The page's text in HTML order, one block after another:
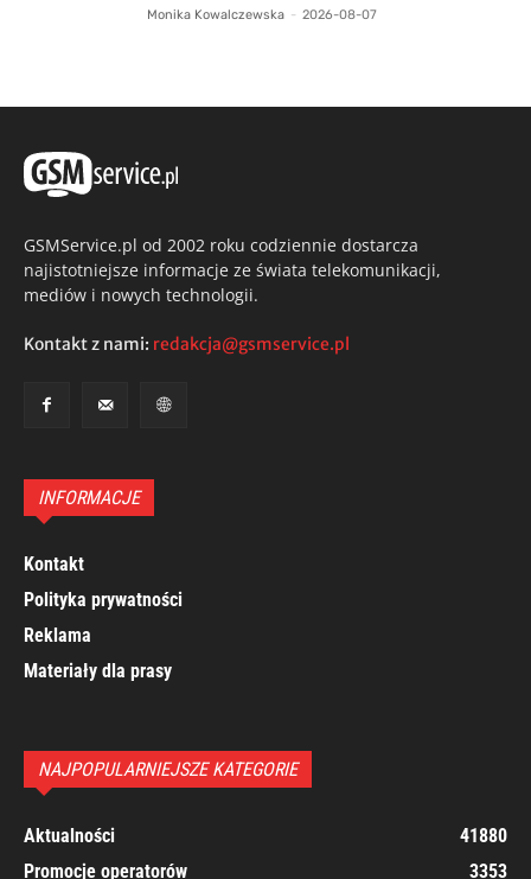
Monika Kowalczewska - 2026-08-07
GSMService.pl od 2002 roku codziennie dostarcza
najistotniejsze informacje ze świata telekomunikacji,
mediów i nowych technologii.
Kontakt z nami: redakcja@gsmservice.pl
INFORMACJE
Kontakt
Polityka prywatności
Reklama
Materiały dla prasy
NAJPOPULARNIEJSZE KATEGORIE
Aktualności
41880
Promocje operatorów
3353